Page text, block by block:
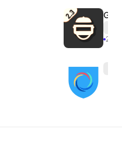
ารถสแกนและกำจัดไวรัส
รถแพร่กระจายได้อย่าง
ของคุณ ในขณะเดียวกันก็เป็น
กรณ์ลดลงอย่างมาก Nox
ด้านความปลอดภัย จุดอ่อนบน
GFX